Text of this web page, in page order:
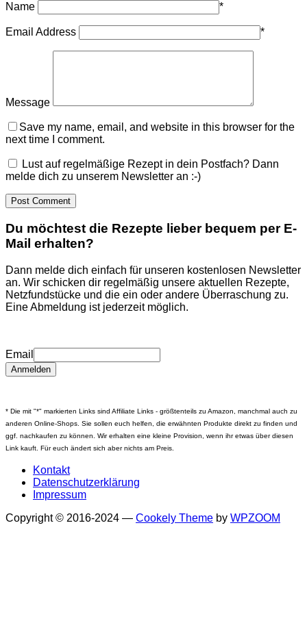
Name *
Email Address *
Message
Save my name, email, and website in this browser for the
next time I comment.
Lust auf regelmäßige Rezept in dein Postfach? Dann
melde dich zu unserem Newsletter an :-)
Du möchtest die Rezepte lieber bequem per E-
Mail erhalten?
Dann melde dich einfach für unseren kostenlosen Newsletter
an. Wir schicken dir regelmäßig unsere aktuellen Rezepte,
Netzfundstücke und die ein oder andere Überraschung zu.
Eine Abmeldung ist jederzeit möglich.
Email
* Die mit "*" markierten Links sind Affiliate Links - größtenteils zu Amazon, manchmal auch zu
anderen Online-Shops. Sie sollen euch helfen, die erwähnten Produkte direkt zu finden und
ggf. nachkaufen zu können. Wir erhalten eine kleine Provision, wenn ihr etwas über diesen
Link kauft. Für euch ändert sich aber nichts am Preis.
Kontakt
Datenschutzerklärung
Impressum
Copyright © 2016-2024 — Cookely Theme by WPZOOM